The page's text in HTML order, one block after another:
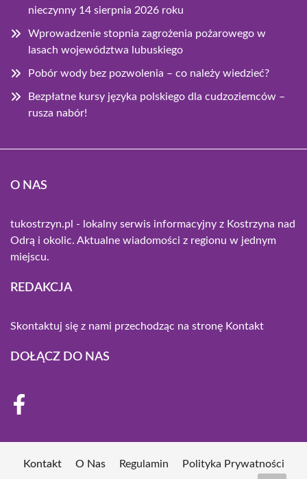
nieczynny 14 sierpnia 2026 roku
Wprowadzenie stopnia zagrożenia pożarowego w
lasach województwa lubuskiego
Pobór wody bez pozwolenia – co należy wiedzieć?
Bezpłatne kursy języka polskiego dla cudzoziemców –
rusza nabór!
O NAS
tukostrzyn.pl - lokalny serwis informacyjny z Kostrzyna nad
Odrą i okolic. Aktualne wiadomości z regionu w jednym
miejscu.
REDAKCJA
Skontaktuj się z nami przechodząc na stronę Kontakt
DOŁĄCZ DO NAS
Kontakt O Nas Regulamin Polityka Prywatności